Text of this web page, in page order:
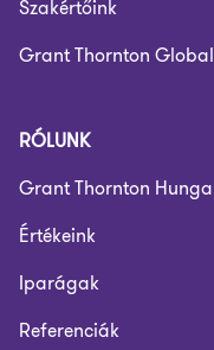
Szakértőink
Grant Thornton Global
RÓLUNK
Grant Thornton
Értékeink
Iparágak
Referenciák